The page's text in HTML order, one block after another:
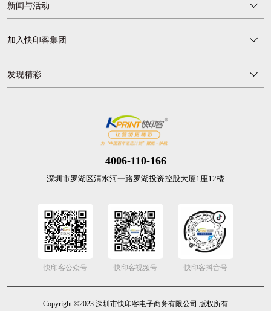
4006-110-166
深圳市罗湖区清水河一路罗湖投资控股大厦1座12楼
快印客公众号 快印客视频号 快印客抖音号
新闻与活动
加入快印客集团
发现精彩
Copyright ©2023 深圳市快印客电子商务有限公司 版权所有